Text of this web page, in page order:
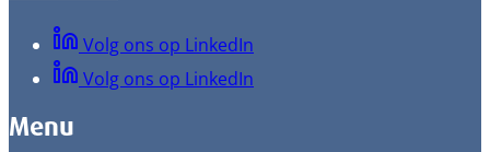
Volg ons op LinkedIn
Volg ons op LinkedIn
Menu